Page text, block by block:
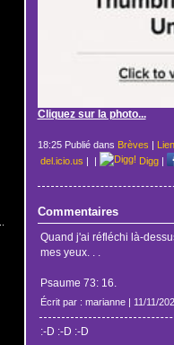
Cliquez sur la photo...
18:25 Publié dans Brèves |
del.icio.us | | Digg|
Commentaires
Quand j'ai réfléchi là-
mes yeux. . .
Psaume 73: 16.
Écrit par : marianne | 11/11/
:-D :-D :-D